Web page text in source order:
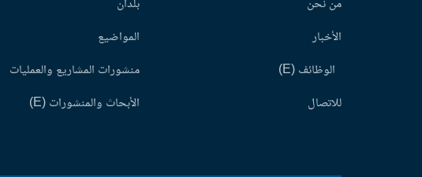
من نحن
الأخبار
الوظائف (E)
للاتصال
بلدان
المواضيع
منشورات المشاريع والعمليات
الأبحاث والمنشورات (E)